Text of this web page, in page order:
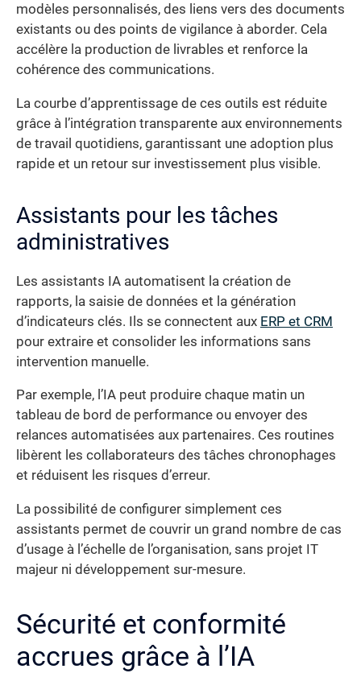
modèles personnalisés, des liens vers des documents
existants ou des points de vigilance à aborder. Cela
accélère la production de livrables et renforce la
cohérence des communications.
La courbe d’apprentissage de ces outils est réduite
grâce à l’intégration transparente aux environnements
de travail quotidiens, garantissant une adoption plus
rapide et un retour sur investissement plus visible.
Assistants pour les tâches
administratives
Les assistants IA automatisent la création de
rapports, la saisie de données et la génération
d’indicateurs clés. Ils se connectent aux ERP et CRM
pour extraire et consolider les informations sans
intervention manuelle.
Par exemple, l’IA peut produire chaque matin un
tableau de bord de performance ou envoyer des
relances automatisées aux partenaires. Ces routines
libèrent les collaborateurs des tâches chronophages
et réduisent les risques d’erreur.
La possibilité de configurer simplement ces
assistants permet de couvrir un grand nombre de cas
d’usage à l’échelle de l’organisation, sans projet IT
majeur ni développement sur-mesure.
Sécurité et conformité
accrues grâce à l’IA